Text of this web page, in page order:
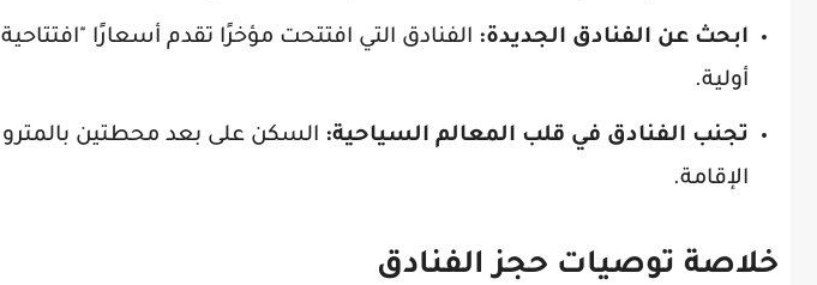
ابحث عن الفنادق الجديدة: الفنادق التي افتتحت مؤخرًا تقدم أسعارًا
أولية.
تجنب الفنادق في قلب المعالم السياحية: السكن على بعد محطتين
الإقامة.
خلاصة توصيات حجز الفنادق